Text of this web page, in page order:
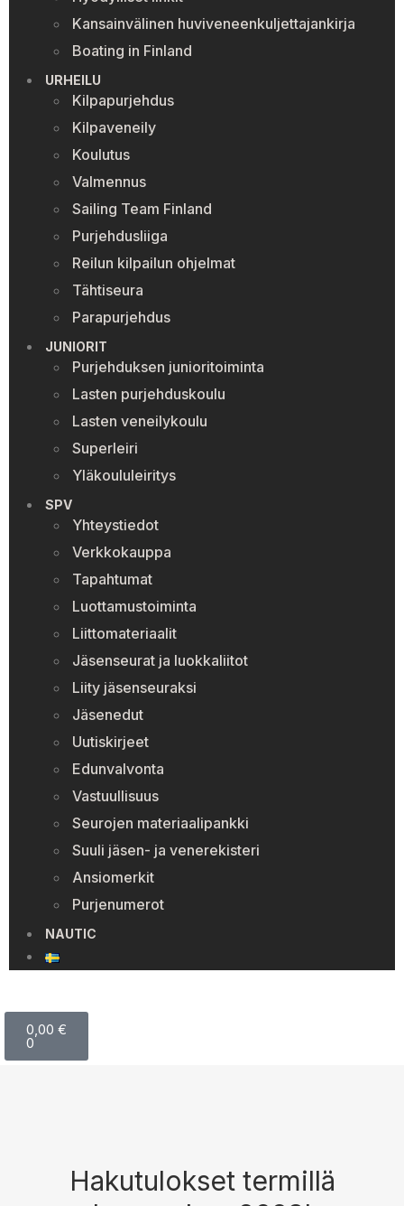
Kansainvälinen huviveneenkuljettajankirja
Boating in Finland
URHEILU
Kilpapurjehdus
Kilpaveneily
Koulutus
Valmennus
Sailing Team Finland
Purjehdusliiga
Reilun kilpailun ohjelmat
Tähtiseura
Parapurjehdus
JUNIORIT
Purjehduksen junioritoiminta
Lasten purjehduskoulu
Lasten veneilykoulu
Superleiri
Yläkoululeiritys
SPV
Yhteystiedot
Verkkokauppa
Tapahtumat
Luottamustoiminta
Liittomateriaalit
Jäsenseurat ja luokkaliitot
Liity jäsenseuraksi
Jäsenedut
Uutiskirjeet
Edunvalvonta
Vastuullisuus
Seurojen materiaalipankki
Suuli jäsen- ja venerekisteri
Ansiomerkit
Purjenumerot
NAUTIC
0,00 €
0
Hakutulokset termillä